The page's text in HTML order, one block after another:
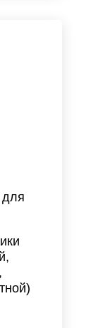
для